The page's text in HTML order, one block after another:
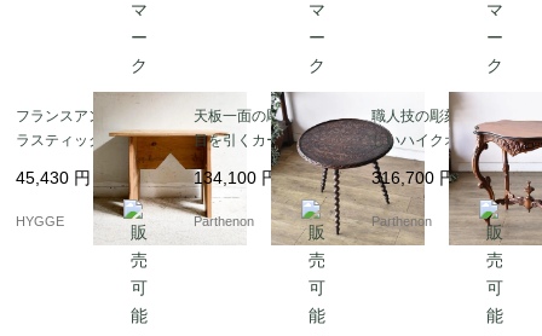
フランスアンティーク
ラスティックサイドテ
ーブル ( FA- ot 110)
45,430 円
HYGGE
天板一面の彫刻細工が
目を引くカーヴィング
テーブル 【t34】
134,100 円
Parthenon
職人技の彫刻装飾が美
しいハイクオリティセ
ンターテーブル 【ds1
1-10】
316,700 円
Parthenon